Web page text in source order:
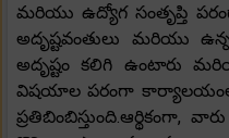
మరియు ఉద్యోగ సంతృప్తి
అదృష్టవంతులు మరియు
అదృష్టం కలిగి ఉంటారు
విషయాల పరంగా
ప్రతిబింబిస్తుంది.ఆర్థికంగా,